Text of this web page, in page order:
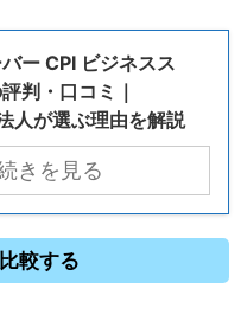
ー CPI ビジネスス
判・口コミ｜
人が選ぶ理由を解説
きを見る
較する